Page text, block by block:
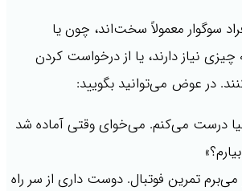
سوگوار معمولاً سخت‌اند، چون یا
چیزی نیاز دارند، یا از درخواست کردن
در عوض می‌توانید بگویید:
درست می‌کنم. می‌خوای وقتی آماده شد
تمرین فوتبال. دوست داری از سر راه